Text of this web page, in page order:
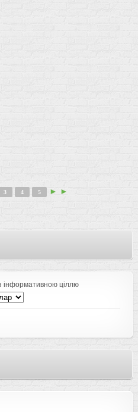
3 4 5 ► ►
інформативною ціллю